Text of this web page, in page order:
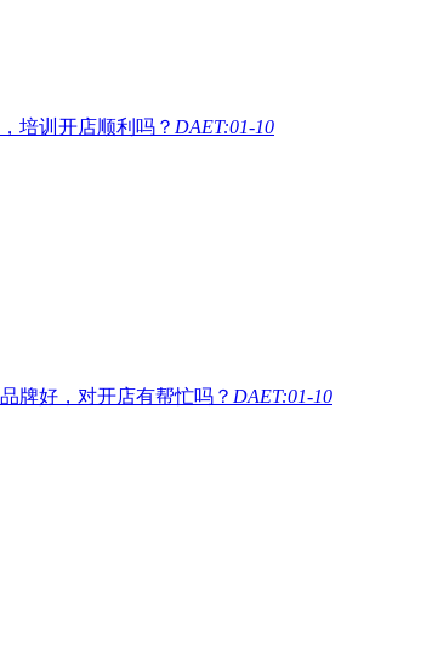
培训开店顺利吗？ DAET:01-10
牌好，对开店有帮忙吗？ DAET:01-10